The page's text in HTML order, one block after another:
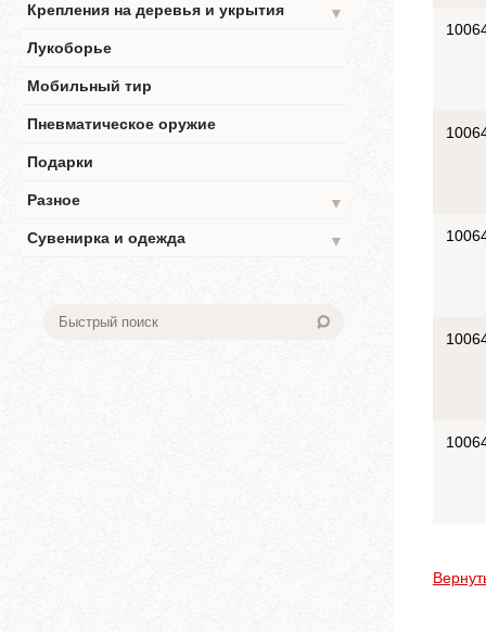
Крепления на деревья и укрытия
▼
Лукоборье
Мобильный тир
Пневматическое оружие
Подарки
Разное
▼
Сувенирка и одежда
▼